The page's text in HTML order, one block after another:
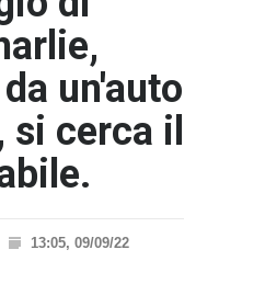
un'auto
si cerca il
13:05, 09/09/22